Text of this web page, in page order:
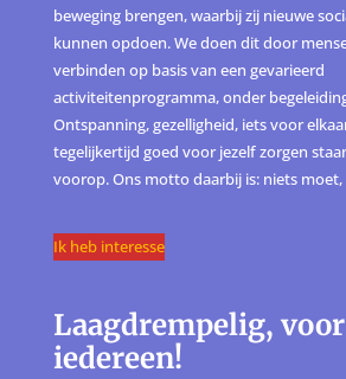
beweging brengen, waarbij zij nieuwe
kunnen opdoen. We doen dit door
verbinden op basis van een gevarieerd
activiteitenprogramma, onder
Ontspanning, gezelligheid, iets voor
tegelijkertijd goed voor jezelf zorgen
voorop. Ons motto daarbij is: niets moet,
Ik heb interesse
Laagdrempelig, voor
iedereen!